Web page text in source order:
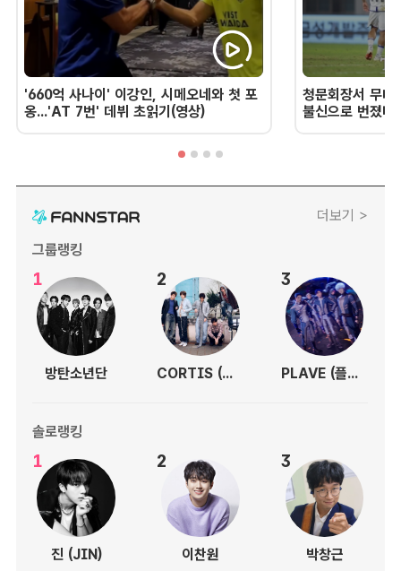
'660억 사나이' 이강인, 시메오네와 첫 포
옹...'AT 7번' 데뷔 초읽기(영상)
청문회장서 무너
불신으로 번졌
더보기 >
그룹랭킹
1
방탄소년단
2
CORTIS (코르티스)
3
PLAVE (플레이브)
솔로랭킹
1
진 (JIN)
2
이찬원
3
박창근